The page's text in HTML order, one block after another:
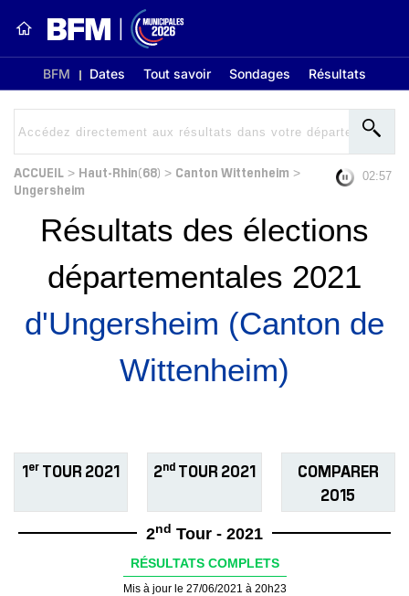
BFM Dates Tout savoir Sondages Résultats
ACCUEIL > Haut-Rhin(68) > Canton Wittenheim >
Ungersheim
02:56
Résultats des élections
départementales 2021
d'Ungersheim (Canton de
Wittenheim)
1er TOUR 2021 2ndTOUR 2021
COMPARER
2015
2nd Tour - 2021
RÉSULTATS COMPLETS
Mis à jour le 27/06/2021 à 20h23